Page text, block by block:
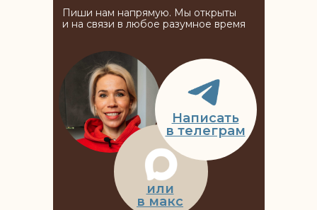
или
в макс
Написать
в телеграм
Пиши нам напрямую. Мы открыты
и на связи в любое разумное время